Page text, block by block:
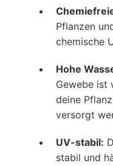
Pflanzen
chemische
Hohe
Gewebe ist
deine
versorgt
UV-stabil:
stabil und